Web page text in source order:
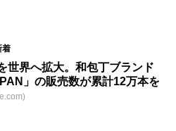
着
世界へ拡大。和包丁ブランド
」の販売数が累計12万本を